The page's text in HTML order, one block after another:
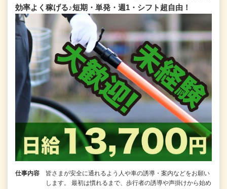
効率よく稼げる♪短期・単発・週1・シフト超自由！
仕事内容
皆さまが安全に通れるよう人や車の誘導・案内などをお願い
します。 最初は慣れるまで、歩行者の誘導や声掛けから始め